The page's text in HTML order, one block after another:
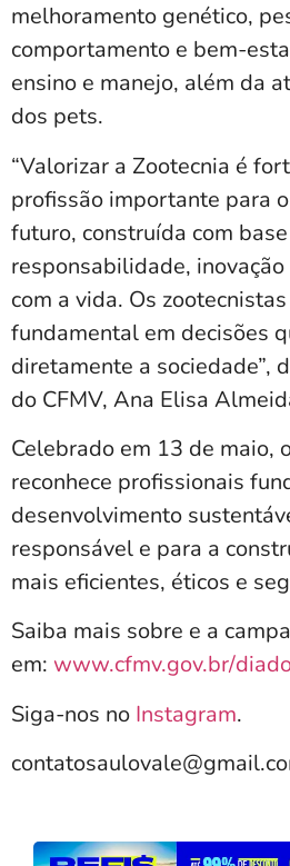
melhoramento genético,
comportamento e bem-
ensino e manejo, além da
dos pets.
“Valorizar a Zootecnia é
profissão importante para
futuro, construída com
responsabilidade,
com a vida. Os
fundamental em decisões
diretamente a sociedade”,
do CFMV, Ana Elisa
Celebrado em 13 de maio,
reconhece profissionais
desenvolvimento
responsável e para a
mais eficientes, éticos e
Saiba mais sobre e a
em: www.cfmv.gov.br/
Siga-nos no Instagram.